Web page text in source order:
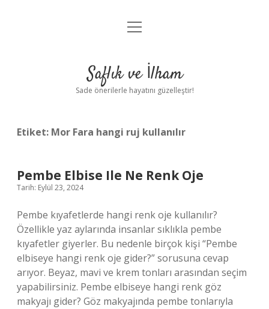
Anasayfa
Yasal Uyarı
menüyü
Saflık ve İlham
Sade önerilerle hayatını güzelleştir!
Etiket: Mor Fara hangi ruj kullanılır
Pembe Elbise Ile Ne Renk Oje
Tarih: Eylül 23, 2024
Pembe kıyafetlerde hangi renk oje kullanılır?
Özellikle yaz aylarında insanlar sıklıkla pembe
kıyafetler giyerler. Bu nedenle birçok kişi “Pembe
elbiseye hangi renk oje gider?” sorusuna cevap
arıyor. Beyaz, mavi ve krem ​​tonları arasından seçim
yapabilirsiniz. Pembe elbiseye hangi renk göz
makyajı gider? Göz makyajında ​​pembe tonlarıyla